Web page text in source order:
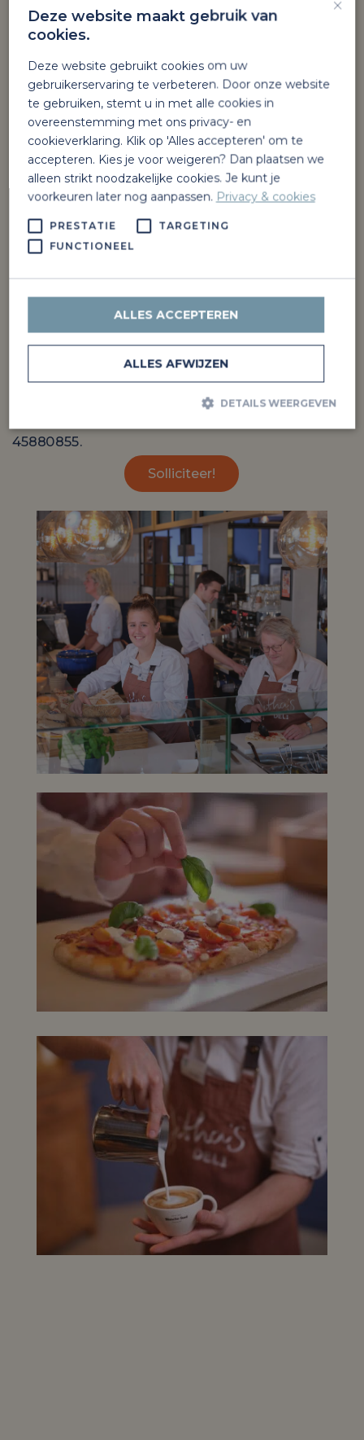
Over Jitha’s Deli en Van Staveren
foodconcept binnen familiebedrijf Van
Staveren. Met meerdere locaties brengen we
kwaliteit, ambacht en gastvrijheid samen.
Van Staveren is al meer dan 75 jaar actief in
energie en mobiliteit. We zijn betrokken,
energiek en ondernemend. Samen bouwen
we aan de toekomst: van olie naar duurzame
energie en van tankstation naar gastvrije
Mail je CV en motivatie o.v.v.
Horecamedewerker naar:
werken@staveren.nl
45880855.
Solliciteer!
Deze website maakt gebruik van
cookies.
Deze website gebruikt cookies om uw
gebruikerservaring te verbeteren. Door onze website
te gebruiken, stemt u in met alle cookies in
overeenstemming met ons privacy- en
cookieverklaring. Klik op 'Alles accepteren' om te
accepteren. Kies je voor weigeren? Dan plaatsen we
alleen strikt noodzakelijke cookies. Je kunt je
voorkeuren later nog aanpassen. Privacy & cookies
PRESTATIE
TARGETING
FUNCTIONEEL
ALLES ACCEPTEREN
ALLES AFWIJZEN
DETAILS WEERGEVEN
Targeting Functioneel
Prestatiecookies worden gebruikt om te zien hoe bezoekers de
niet worden gebruikt om een bepaalde bezoeker direct te
identificeren.
Naam
Aanbieder
/ Domein
Vervaldatum Omschrijving
_gid
Google
LLC
.jithas.nl
1 dag
Deze cookie wordt
geplaatst door
Google Analytics.
Het slaat een
unieke waarde op
voor elke bezochte
pagina en werkt
deze bij en wordt
gebruikt om
paginaweergaven
te tellen en bij te
houden.
_gat_UA-
201324720-1
.jithas.nl 54 seconden
Dit is een
patroontype-cookie
ingesteld door
Google Analytics,
patroonelement in
identiteitsnummer
account of de
Het is een variatie
op de _gat-cookie
die wordt gebruikt
om de hoeveelheid
gegevens die
Google registreert op
websites met veel
verkeer te beperken.
_ga_Y3268HQGR4
1 jaar 1
maand
Deze cookie wordt
gebruikt door
Google Analytics om
de sessiestatus te
_ga
Google
LLC
.jithas.nl
1 jaar 1
maand
Deze cookienaam is
gekoppeld aan
is van de meer
algemeen gebruikte
Google. Deze cookie
wordt gebruikt om
unieke gebruikers
te onderscheiden
door een willekeurig
gegenereerd
nummer toe te
wijzen als klant-ID.
Het is opgenomen